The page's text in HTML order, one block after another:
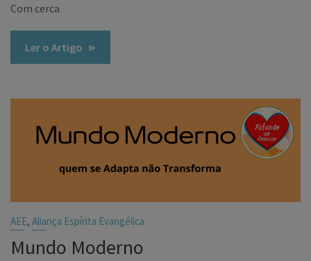
Com cerca
Ler o Artigo
AEE,Aliança Espírita Evangélica
Mundo Moderno